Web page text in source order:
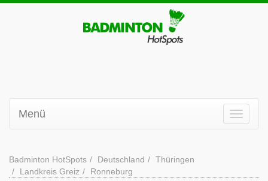
Menü
Badminton HotSpots Deutschland
Thüringen
Landkreis Greiz
Ronneburg